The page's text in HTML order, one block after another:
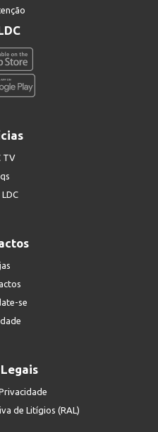
TV
se
de Litígios (RAL)